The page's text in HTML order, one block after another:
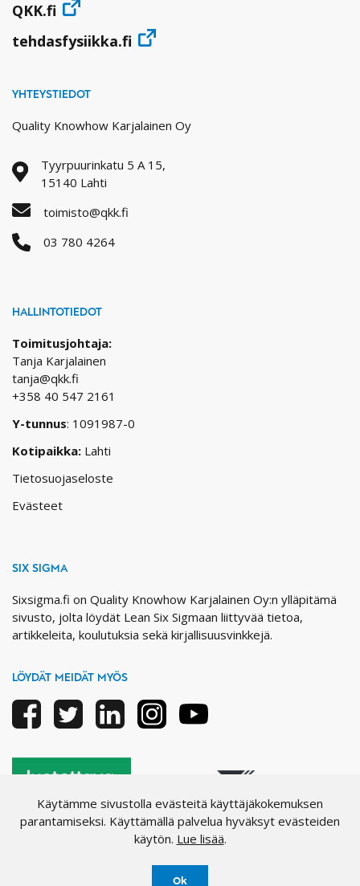
QKK.fi
tehdasfysiikka.fi
YHTEYSTIEDOT
Quality Knowhow Karjalainen Oy
Tyyrpuurinkatu 5 A 15,
15140 Lahti
toimisto@qkk.fi
03 780 4264
HALLINTOTIEDOT
Toimitusjohtaja:
Tanja Karjalainen
tanja@qkk.fi
+358 40 547 2161
Y-tunnus: 1091987-0
Kotipaikka: Lahti
Tietosuojaseloste
Evästeet
SIX SIGMA
Sixsigma.fi on Quality Knowhow Karjalainen Oy:n ylläpitämä
sivusto, jolta löydät Lean Six Sigmaan liittyvää tietoa,
artikkeleita, koulutuksia sekä kirjallisuusvinkkejä.
LÖYDÄT MEIDÄT MYÖS
FacebookTwitter LinkedinInstagramYoutube
Käytämme sivustolla evästeitä käyttäjäkokemuksen
parantamiseksi. Käyttämällä palvelua hyväksyt evästeiden
käytön. Lue lisää.
Ok